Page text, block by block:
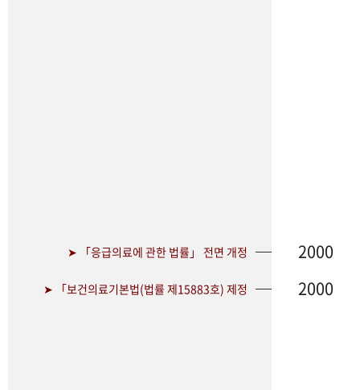
➤ 「응급의료에 관한 법률」 전면 개정 2000
➤ 「보건의료기본법(법률 제15883호) 제정 2000